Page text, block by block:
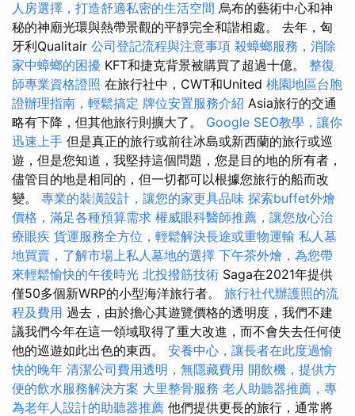
人房選擇，打造舒適私密的生活空間 烏布的藝術中心和神
秘的神廟光環與熱帶景觀的平靜完全和諧相處。 去年，匈
牙利Qualitair 公司登記流程與注意事項 殺蟑螂服務，消除
家中蟑螂的困擾 KFT和捷克背景被購買了超過十億。 整復
師專業資格證照 在旅行社中，CWT和United 桃園地區台胞
證辦理指南，輕鬆搞定 牌位安置服務介紹 Asia旅行的交通
略有下降，但其他旅行則擴大了。 Google SEO教學，讓你
迅速上手 但是真正的旅行或前往冰島或新西蘭的旅行或巡
遊，但是您知道，我堅持這個問題，您是目的地的所有者，
儘管目的地是相同的，但一切都可以根據您旅行的船而改
變。 專業的裝潢設計，讓您的家更具品味 探索buffet外燴
價格，滿足各種預算需求 權威眼科醫師推薦，讓您放心治
療眼疾 貨運服務全方位，輕鬆解決長途或重物運輸 私人墓
地買賣，了解市場上私人墓地的選擇 下午茶外燴，為您帶
來輕鬆愉快的午後時光 北投撥筋技術 Saga在2021年提供
僅50多個新WRP的小型海洋旅行者。 旅行社代辦護照的流
程及費用 過去，由於擔心其遊覽價格的透明度，我們不建
議我們今年在這一領域取得了重大改進，而不會失去任何使
他的巡遊如此出色的東西。 安養中心，讓長者在此度過愉
快的晚年 清潔公司費用透明，無隱藏費用 開飲機，提供方
便的飲水服務解決方案 大里整骨服務 老人助聽器推薦，專
為老年人設計的助聽器推薦 他們提供更長的旅行，通常將